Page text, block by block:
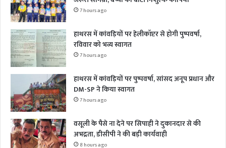
7 hours ago
हाथरस में कांवड़ियों पर हेलीकॉप्टर से होगी पुष्पवर्षा,
रविवार को भव्य स्वागत
7 hours ago
हाथरस में कांवड़ियों पर पुष्पवर्षा, सांसद अनूप प्रधान और
DM-SP ने किया स्वागत
7 hours ago
वसूली के पैसे ना देने पर सिपाही ने दुकानदार से की
अभद्रता, डीसीपी ने की बड़ी कार्यवाही
8 hours ago